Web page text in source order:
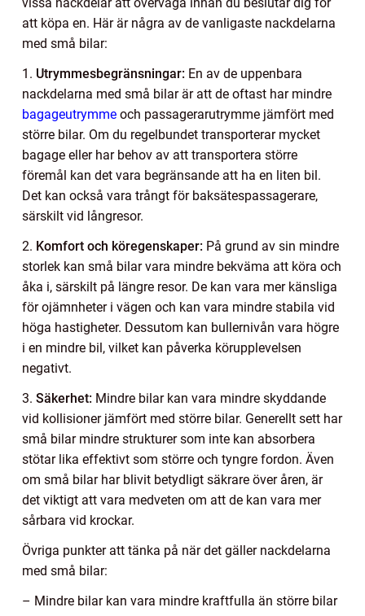
att köpa en. Här är några av de vanligaste nackdelarna
med små bilar:
1. Utrymmesbegränsningar: En av de uppenbara
nackdelarna med små bilar är att de oftast har mindre
bagageutrymme och passagerarutrymme jämfört med
större bilar. Om du regelbundet transporterar mycket
bagage eller har behov av att transportera större
föremål kan det vara begränsande att ha en liten bil.
Det kan också vara trångt för baksätespassagerare,
särskilt vid långresor.
2. Komfort och köregenskaper: På grund av sin mindre
storlek kan små bilar vara mindre bekväma att köra och
åka i, särskilt på längre resor. De kan vara mer känsliga
för ojämnheter i vägen och kan vara mindre stabila vid
höga hastigheter. Dessutom kan bullernivån vara högre
i en mindre bil, vilket kan påverka körupplevelsen
negativt.
3. Säkerhet: Mindre bilar kan vara mindre skyddande
vid kollisioner jämfört med större bilar. Generellt sett har
små bilar mindre strukturer som inte kan absorbera
stötar lika effektivt som större och tyngre fordon. Även
om små bilar har blivit betydligt säkrare över åren, är
det viktigt att vara medveten om att de kan vara mer
sårbara vid krockar.
Övriga punkter att tänka på när det gäller nackdelarna
med små bilar:
– Mindre bilar kan vara mindre kraftfulla än större bilar